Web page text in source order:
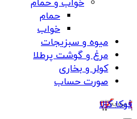
خواب و حمام
حمام
خواب
میوه و سبزیجات
مرغ و گوشت پرطلا
کولر و بخاری
صورت حساب
فوکا کالا